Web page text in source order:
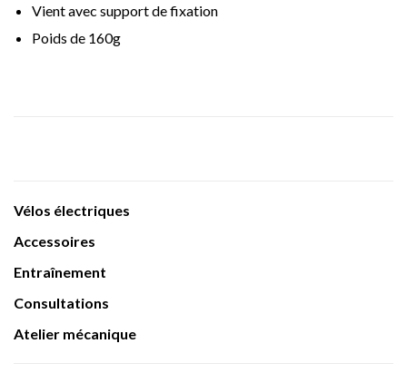
Vient avec support de fixation
Poids de 160g
Vélos électriques
Accessoires
Entraînement
Consultations
Atelier mécanique